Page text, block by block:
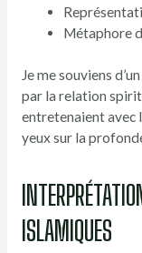
Métaphore
Je me souviens
par la relation
entretenaient avec
yeux sur la
ISLAMIQUES